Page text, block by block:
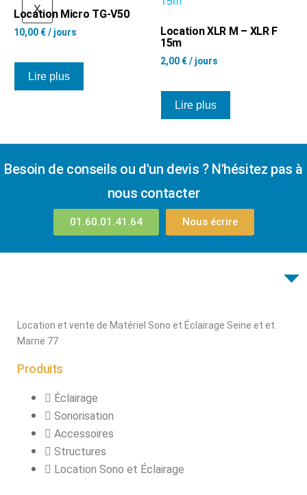
X
Location Micro TG-V50
10,00 €/ jours
Lire plus
Location XLR M – XLR F
15m
2,00 €/ jours
Lire plus
Besoin de conseils ou d'un devis ? N'hésitez pas à
nous contacter
01.60.01.41.64 Nous écrire
Location et vente de Matériel Sono et Éclairage Seine et et
Marne 77
Produits
Éclairage
Sonorisation
Accessoires
Structures
Location Sono et Éclairage